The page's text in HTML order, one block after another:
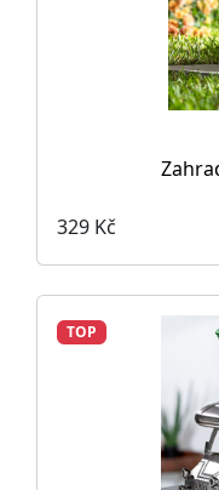
329 Kč
TOP